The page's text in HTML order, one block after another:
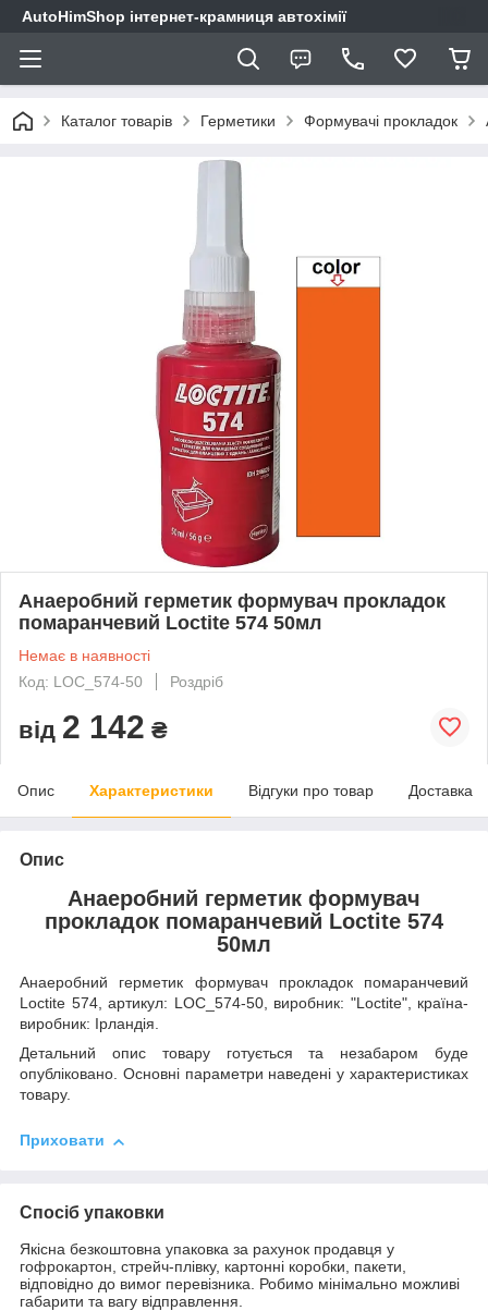
AutoHimShop інтернет-крамниця автохімії
Каталог товарів Герметики Формувачі прокладок
Анаеробний герметик формувач прокладок
помаранчевий Loctite 574 50мл
Немає в наявності
Код: LOC_574-50
Роздріб
від 2 142 ₴
Опис Характеристики Відгуки про товар Доставка
Опис
Анаеробний герметик формувач
прокладок помаранчевий Loctite 574
50мл
Анаеробний герметик формувач прокладок помаранчевий
Loctite 574, артикул: LOC_574-50, виробник: "Loctite", країна-
виробник: Ірландія.
Детальний опис товару готується та незабаром буде
опубліковано. Основні параметри наведені у характеристиках
товару.
Приховати
Спосіб упаковки
Якісна безкоштовна упаковка за рахунок продавця у
гофрокартон, стрейч-плівку, картонні коробки, пакети,
відповідно до вимог перевізника. Робимо мінімально можливі
габарити та вагу відправлення.